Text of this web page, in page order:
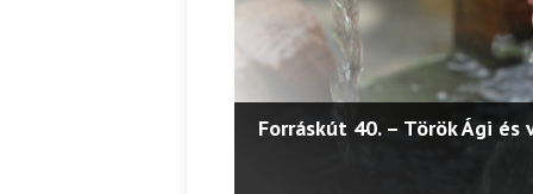
Forráskút 41. – Bánfai Zsolt
Forráskút 40. – Török Ági és
Stonawski Benjámin
Petar Csuhov – Ivan
Forráskút 39. – Marton Réka